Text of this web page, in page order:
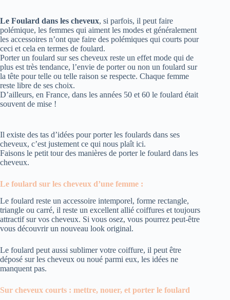
Le Foulard dans les cheveux, si parfois, il peut faire
polémique, les femmes qui aiment les modes et généralement
les accessoires n’ont que faire des polémiques qui courts pour
ceci et cela en termes de foulard.
Porter un foulard sur ses cheveux reste un effet mode qui de
plus est très tendance, l’envie de porter ou non un foulard sur
la tête pour telle ou telle raison se respecte. Chaque femme
reste libre de ses choix.
D’ailleurs, en France, dans les années 50 et 60 le foulard était
souvent de mise !
Il existe des tas d’idées pour porter les foulards dans ses
cheveux, c’est justement ce qui nous plaît ici.
Faisons le petit tour des manières de porter le foulard dans les
cheveux.
Le foulard sur les cheveux d’une femme :
Le foulard reste un accessoire intemporel, forme rectangle,
triangle ou carré, il reste un excellent allié coiffures et toujours
attractif sur vos cheveux. Si vous osez, vous pourrez peut-être
vous découvrir un nouveau look original.
Le foulard peut aussi sublimer votre coiffure, il peut être
déposé sur les cheveux ou noué parmi eux, les idées ne
manquent pas.
Sur cheveux courts : mettre, nouer, et porter le foulard